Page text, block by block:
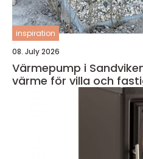
inspiration
08. July 2026
Värmepump i
värme för villa och